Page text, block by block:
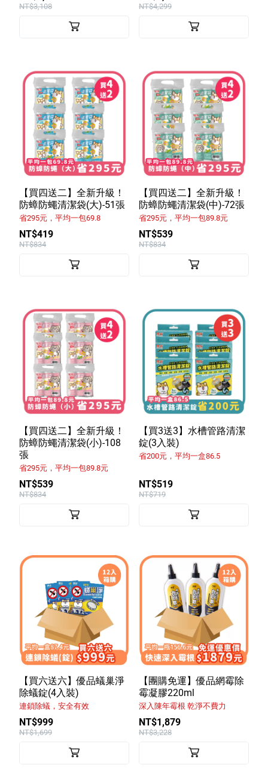
NT$3,108 NT$4,299
【買四送二】全新升級！
防蟑防蠅清潔袋(大)-51張
省295元，平均一包69.8
NT$419
NT$834
【買四送二】全新升級！
防蟑防蠅清潔袋(中)-72張
省295元，平均一包89.8元
NT$539
NT$834
【買四送二】全新升級！
防蟑防蠅清潔袋(小)-108
張
省295元，平均一包89.8元
NT$539
NT$834
【買3送3】水槽管路清潔
錠(3入裝)
省200元，平均一盒86.5
NT$519
NT$719
【買六送六】優品蟻巢淨
除蟻錠(4入裝)
連鎖除蟻，安全有效
NT$999
NT$1,699
【團購免運】優品網霉除
霉凝膠220ml
深入陳年霉根 乾淨不費力
NT$1,879
NT$3,228